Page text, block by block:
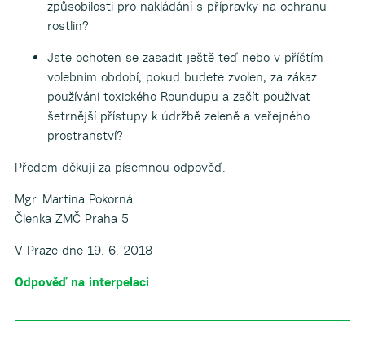
způsobilosti pro nakládání s přípravky na ochranu
rostlin?
Jste ochoten se zasadit ještě teď nebo v příštím
volebním období, pokud budete zvolen, za zákaz
používání toxického Roundupu a začít používat
šetrnější přístupy k údržbě zeleně a veřejného
prostranství?
Předem děkuji za písemnou odpověď.
Mgr. Martina Pokorná
Členka ZMČ Praha 5
V Praze dne 19. 6. 2018
Odpověď na interpelaci